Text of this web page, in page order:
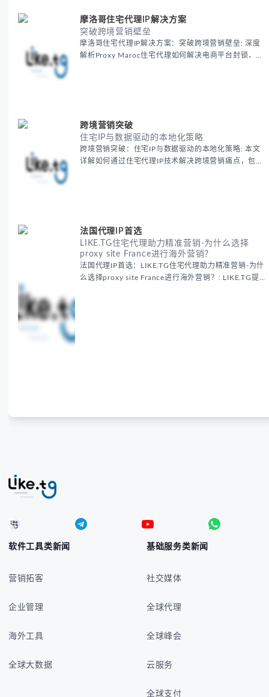
摩洛哥住宅代理IP解决方案
突破跨境营销壁垒
摩洛哥住宅代理IP解决方案：突破跨境营销壁垒: 深度
解析Proxy Maroc住宅代理如何解决电商平台封锁、社
跨境营销突破
住宅IP与数据驱动的本地化策略
跨境营销突破：住宅IP与数据驱动的本地化策略: 本文
详解如何通过住宅代理IP技术解决跨境营销痛点，包括
法国代理IP首选
LIKE.TG住宅代理助力精准营销-为什么选择
proxy site France进行海外营销？
法国代理IP首选：LIKE.TG住宅代理助力精准营销-为什
么选择proxy site France进行海外营销？: LIKE.TG提
软件工具类新闻
营销拓客
企业管理
海外工具
全球大数据
基础服务类新闻
社交媒体
全球代理
全球峰会
云服务
全球支付